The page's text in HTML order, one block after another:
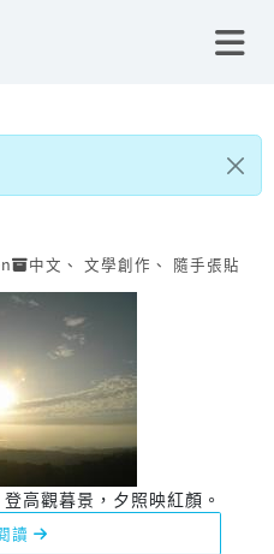
中文 、 文學創作 、 隨手張貼
高觀暮景，夕照映紅顏。
讀